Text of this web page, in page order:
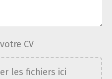
CV
les fichiers ici